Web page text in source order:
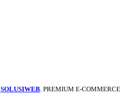
SOLUSIWEB. PREMIUM E-COMMERCE